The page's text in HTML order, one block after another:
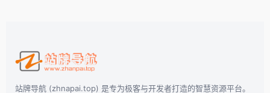
站牌导航 (zhnapai.top) 是专为极客与开发者打造的智慧资源平台。